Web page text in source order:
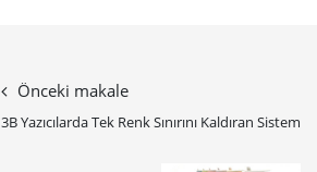
Önceki makale
3B Yazıcılarda Tek Renk Sınırını Kaldıran Sistem